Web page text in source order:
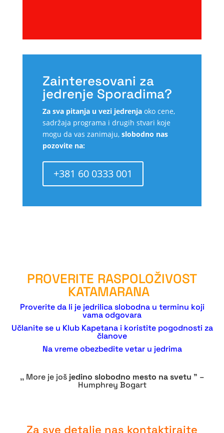
Zainteresovani za
jedrenje Sporadima?
Za sva pitanja u vezi jedrenjaoko cene,
sadržaja programa i drugih stvari koje
mogu da vas zanimaju, slobodno nas
pozovite na:
+381 60 0333 001
PROVERITE RASPOLOŽIVOST
KATAMARANA
Proverite da li je jedrilica slobodna u terminu koji
vama odgovara
Učlanite se u Klub Kapetana i koristite pogodnosti za
članove
Na vreme obezbedite vetar u jedrima
,, More je jošjedino slobodno mesto na svetu ” –
Humphrey Bogart
Za sve detalje nas kontaktirajte